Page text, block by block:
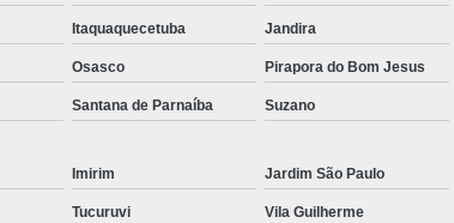
Itaquaquecetuba Jandira
Osasco Pirapora do Bom Jesus
Santana de Parnaíba Suzano
Imirim Jardim São Paulo
Tucuruvi Vila Guilherme